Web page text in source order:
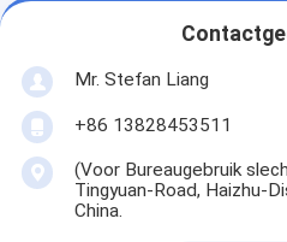
Mr. Stefan Liang
+86 13828453511
(Voor Bureaugebruik
Tingyuan-Road, Haizhu-
China.